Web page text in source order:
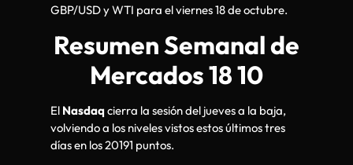
GBP/USD y WTI para el viernes 18 de octubre.
Resumen Semanal de
Mercados 18 10
El Nasdaqcierra la sesión del jueves a la baja,
volviendo a los niveles vistos estos últimos tres
días en los 20191 puntos.